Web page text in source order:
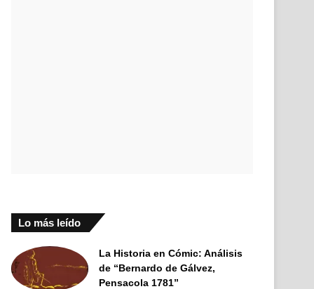
Lo más leído
La Historia en Cómic: Análisis
de “Bernardo de Gálvez,
Pensacola 1781”